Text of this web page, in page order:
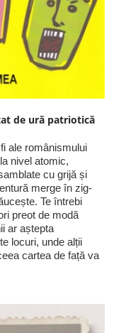
de ură patriotică
ale românismului
nivel atomic,
cu grijă și
merge în zig-
Te întrebi
preot de modă
ar aștepta
locuri, unde alții
cartea de față va